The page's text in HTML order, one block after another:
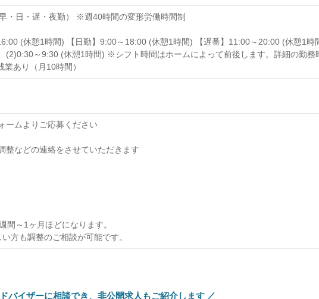
・日・遅・夜勤） ※週40時間の変形労働時間制
(休憩1時間) 【日勤】9:00～18:00 (休憩1時間) 【遅番】11:00～20:00 (休憩1時
(2)0:30～9:30 (休憩1時間) ※シフト時間はホームによって前後します。詳細の勤務
あり（月10時間）
ームよりご応募ください
整などの連絡をさせていただきます
～1ヶ月ほどになります。
方も調整のご相談が可能です。
バイザーに相談でき、 非公開求人もご紹介します